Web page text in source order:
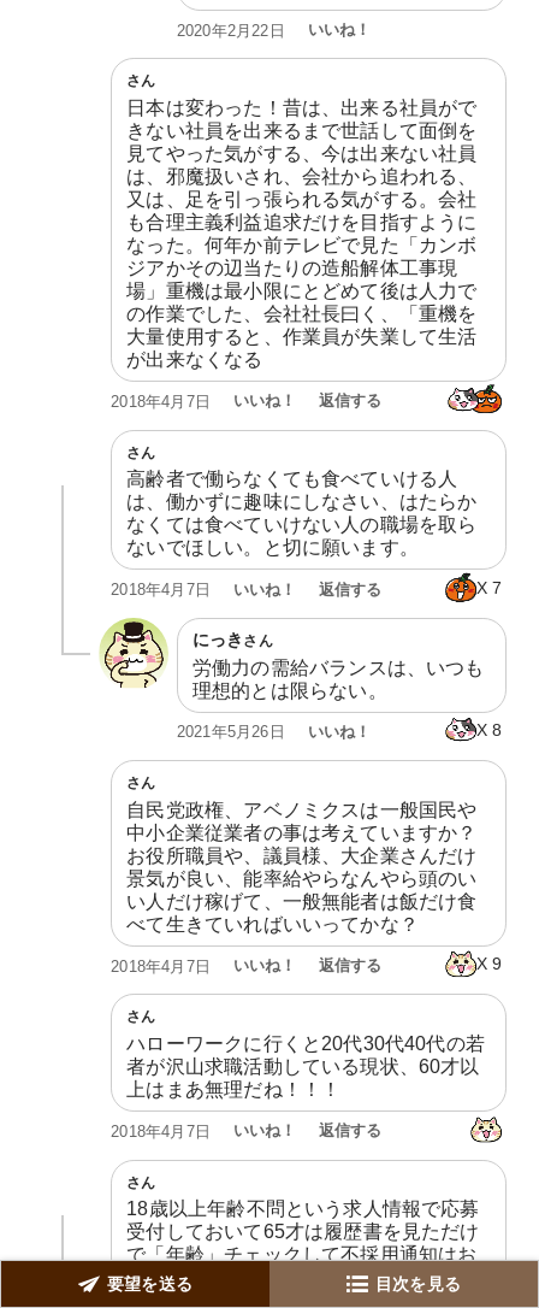
2020年2月22日 いいね！
さん
日本は変わった！昔は、出来る社員がで
きない社員を出来るまで世話して面倒を
見てやった気がする、今は出来ない社員
は、邪魔扱いされ、会社から追われる、
又は、足を引っ張られる気がする。会社
も合理主義利益追求だけを目指すように
なった。何年か前テレビで見た「カンボ
ジアかその辺当たりの造船解体工事現
場」重機は最小限にとどめて後は人力で
の作業でした、会社社長曰く、「重機を
大量使用すると、作業員が失業して生活
が出来なくなる
2018年4月7日 いいね！ 返信する
さん
高齢者で働らなくても食べていける人
は、働かずに趣味にしなさい、はたらか
なくては食べていけない人の職場を取ら
ないでほしい。と切に願います。
X7
2018年4月7日 いいね！ 返信する
にっき さん
労働力の需給バランスは、いつも
理想的とは限らない。
X8
2021年5月26日 いいね！
さん
自民党政権、アベノミクスは一般国民や
中小企業従業者の事は考えていますか？
お役所職員や、議員様、大企業さんだけ
景気が良い、能率給やらなんやら頭のい
い人だけ稼げて、一般無能者は飯だけ食
べて生きていればいいってかな？
X9
2018年4月7日 いいね！ 返信する
さん
ハローワークに行くと20代30代40代の若
者が沢山求職活動している現状、60才以
上はまあ無理だね！！！
2018年4月7日 いいね！ 返信する
さん
18歳以上年齢不問という求人情報で応募
受付しておいて65才は履歴書を見ただけ
で「年齢」チェックして不採用通知はお
かくない？初めから何歳以下と明記して
ほしい。国はたてまえだけだ。65才以上
要望を送る 目次を見る